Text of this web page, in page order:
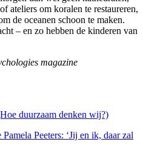
ateliers om koralen te restaureren,
de oceanen schoon te maken.
– en zo hebben de kinderen van
magazine
duurzaam denken wij?)
Peeters: ‘Jij en ik, daar zal